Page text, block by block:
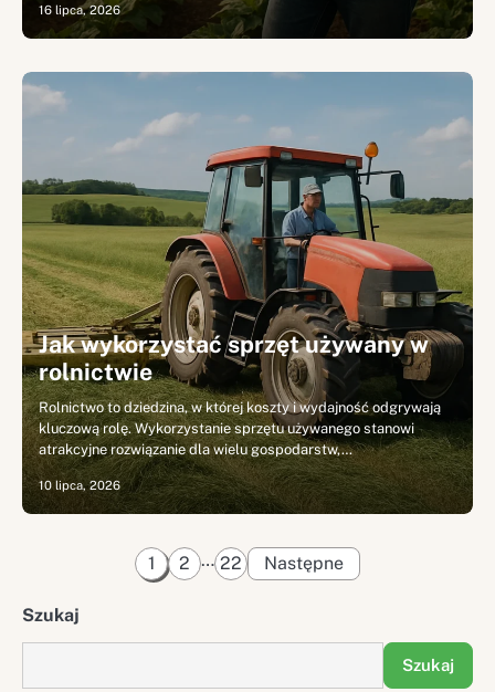
16 lipca, 2026
Jak wykorzystać sprzęt używany w
rolnictwie
Rolnictwo to dziedzina, w której koszty i wydajność odgrywają
kluczową rolę. Wykorzystanie sprzętu używanego stanowi
atrakcyjne rozwiązanie dla wielu gospodarstw,…
10 lipca, 2026
Stronicowanie
1 2 … 22 Następne
Szukaj
Szukaj